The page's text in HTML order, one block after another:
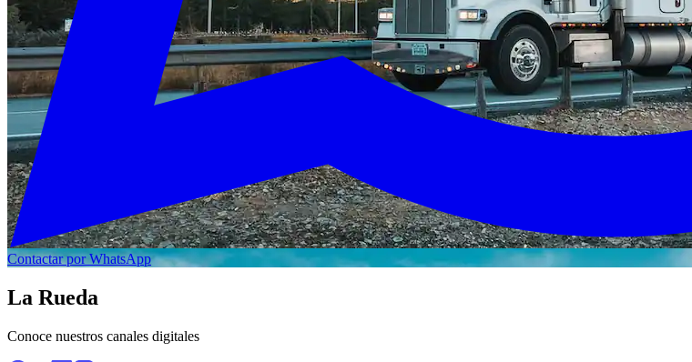
Contactar por WhatsApp
La Rueda
Conoce nuestros canales digitales